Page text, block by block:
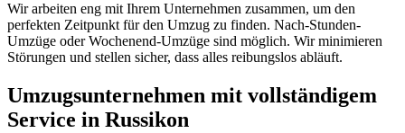
Wir arbeiten eng mit Ihrem Unternehmen zusammen, um den
perfekten Zeitpunkt für den Umzug zu finden. Nach-Stunden-
Umzüge oder Wochenend-Umzüge sind möglich. Wir minimieren
Störungen und stellen sicher, dass alles reibungslos abläuft.
Umzugsunternehmen mit vollständigem
Service in Russikon